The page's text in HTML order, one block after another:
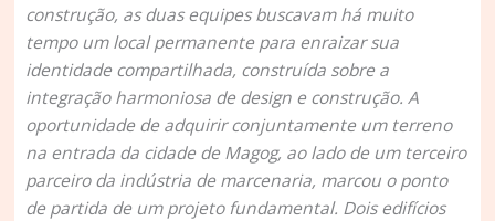
construção, as duas equipes buscavam há muito
tempo um local permanente para enraizar sua
identidade compartilhada, construída sobre a
integração harmoniosa de design e construção. A
oportunidade de adquirir conjuntamente um terreno
na entrada da cidade de Magog, ao lado de um terceiro
parceiro da indústria de marcenaria, marcou o ponto
de partida de um projeto fundamental. Dois edifícios